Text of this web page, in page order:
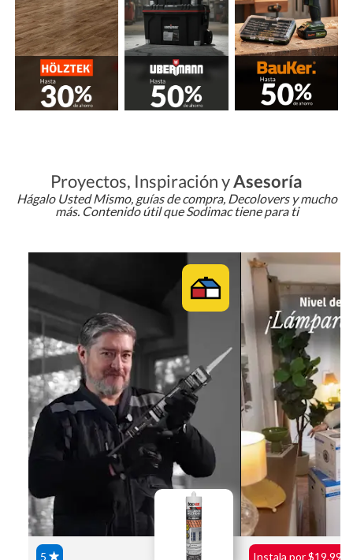
Proyectos, Inspiración yAsesoría
Hágalo Usted Mismo, guías de compra, Decolovers y mucho
más. Contenido útil que Sodimac tiene para ti